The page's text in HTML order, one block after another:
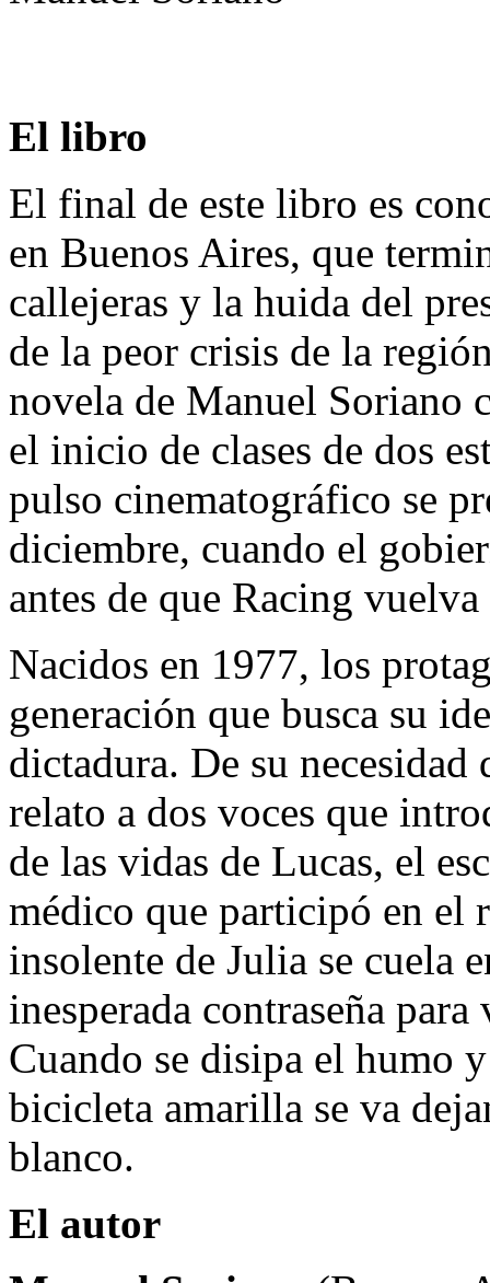
El libro
El final de este libro es
en Buenos Aires, que
callejeras y la huida del
de la peor crisis de la
novela de Manuel Soriano
el inicio de clases de dos
pulso cinematográfico se
diciembre, cuando el
antes de que Racing
Nacidos en 1977, los
generación que busca su
dictadura. De su necesidad
relato a dos voces que
de las vidas de Lucas, el
médico que participó en el
insolente de Julia se cuela
inesperada contraseña
Cuando se disipa el humo
bicicleta amarilla se va
blanco.
El autor